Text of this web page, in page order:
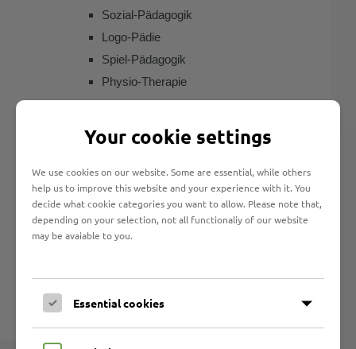
Sozial-Pädagogik
Logo-Pädie
Spiel-Pädagogik
Physio-Therapie
Telefon 0451 6203 240
Telefax 0451 6203 241
Sophienstraße 19-21
Wir freuen uns auf Sie!
Your cookie settings
We use cookies on our website. Some are essential, while others
help us to improve this website and your experience with it. You
decide what cookie categories you want to allow. Please note that,
depending on your selection, not all functionaliy of our website
may be avaiable to you.
Essential cookies